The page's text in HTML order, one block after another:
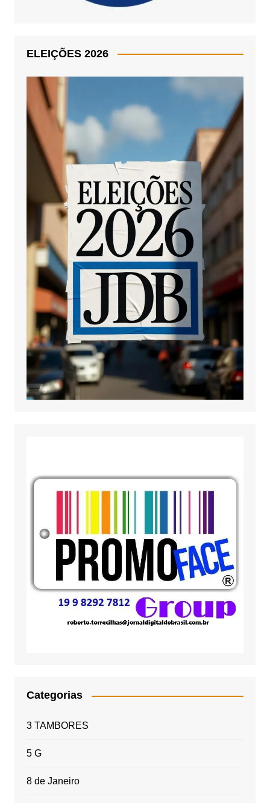
ELEIÇÕES 2026
Categorias
3 TAMBORES
5 G
8 de Janeiro